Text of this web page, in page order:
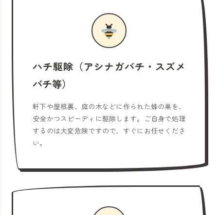
ハチ駆除（アシナガバチ・スズメ
バチ等）
軒下や屋根裏、庭の木などに作られた蜂の巣を、
安全かつスピーディに駆除します。ご自身で処理
するのは大変危険ですので、すぐにお任せくださ
い。